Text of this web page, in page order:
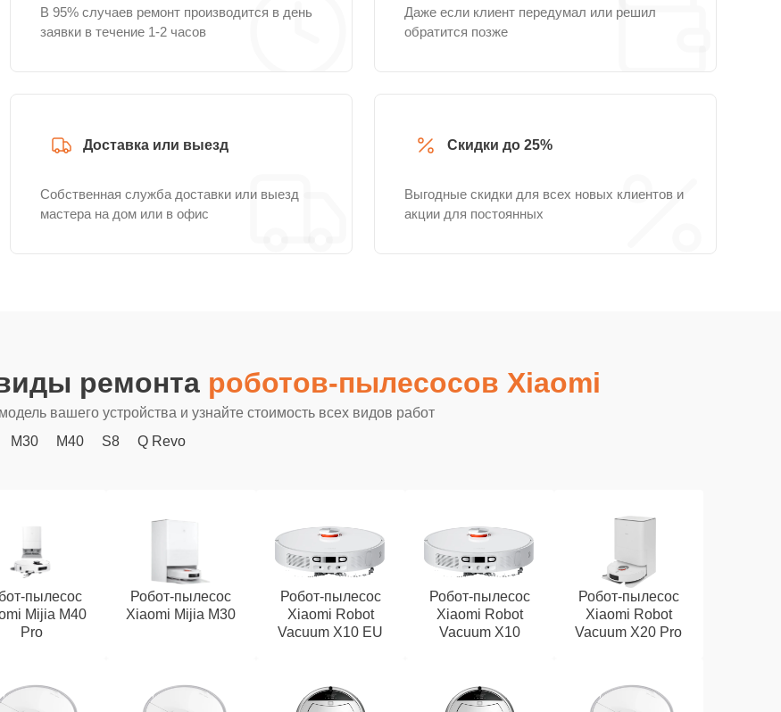
В 95% случаев ремонт производится в день
заявки в течение 1-2 часов
Даже если клиент передумал или решил
обратится позже
Доставка или выезд
Собственная служба доставки или выезд
мастера на дом или в офис
Скидки до 25%
Выгодные скидки для всех новых клиентов и
акции для постоянных
ремонта роботов-пылесосов Xiaomi
вашего устройства и узнайте стоимость всех видов работ
M30 M40 S8 Q Revo
пылесос
Mijia M40
Pro
Робот-пылесос
Xiaomi Mijia M30
Робот-пылесос
Xiaomi Robot
Vacuum X10 EU
Робот-пылесос
Xiaomi Robot
Vacuum X10
Робот-пылесос
Xiaomi Robot
Vacuum X20 Pro